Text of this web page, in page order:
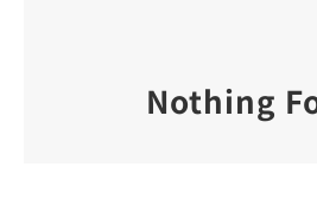
Nothing